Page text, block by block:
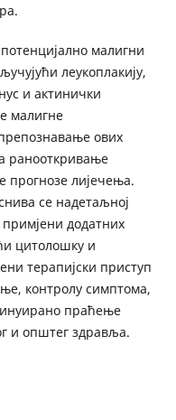
малигни
леукоплакију,
и актинички
малигне
ових
ранооткривање
лијечења.
се надетаљној
додатних
цитолошку и
терапијски приступ
контролу симптома,
праћење
и општег здравља.